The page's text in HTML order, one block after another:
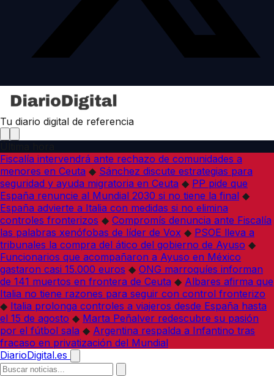
Tu diario digital de referencia
Fiscalía intervendrá ante rechazo de comunidades a
menores en Ceuta ◆ Sánchez discute estrategias para
seguridad y ayuda migratoria en Ceuta ◆ PP pide que
España renuncie al Mundial 2030 si no tiene la final ◆
España advierte a Italia con medidas si no elimina
controles fronterizos ◆ Compromís denuncia ante Fiscalía
las palabras xenófobas de líder de Vox ◆ PSOE lleva a
tribunales la compra del ático del gobierno de Ayuso ◆
Funcionarios que acompañaron a Ayuso en México
gastaron casi 15.000 euros ◆ ONG marroquíes informan
de 141 muertos en frontera de Ceuta ◆ Albares afirma que
Italia no tiene razones para seguir con control fronterizo
◆ Italia prolonga controles a viajeros desde España hasta
el 15 de agosto ◆ Marta Peñalver redescubre su pasión
por el fútbol sala ◆ Argentina respalda a Infantino tras
fracaso en privatización del Mundial
DiarioDigital.es